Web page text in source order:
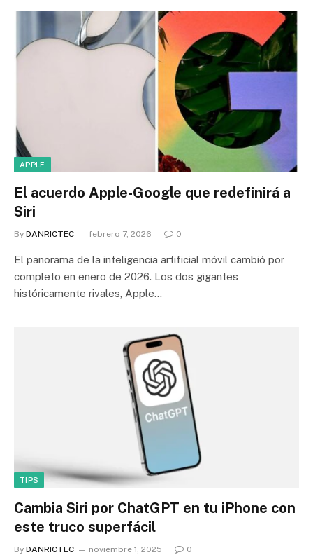
APPLE
El acuerdo Apple-Google que redefinirá a
Siri
By DANRICTEC febrero 7, 2026 0
El panorama de la inteligencia artificial móvil cambió por
completo en enero de 2026. Los dos gigantes
históricamente rivales, Apple…
TIPS
Cambia Siri por ChatGPT en tu iPhone con
este truco superfácil
By DANRICTEC noviembre 1, 2025 0